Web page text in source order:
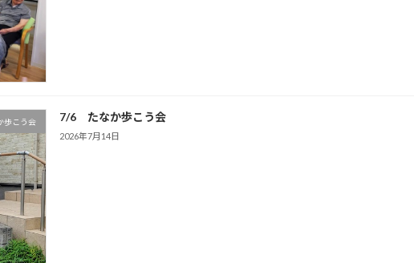
歩こう会 7/6 たなか歩こう会
2026年7月14日